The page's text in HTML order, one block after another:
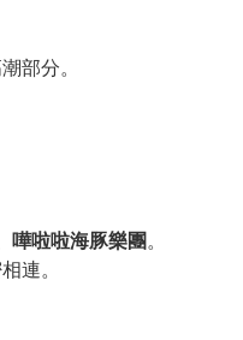
部分。
啦啦海豚樂團。
連。